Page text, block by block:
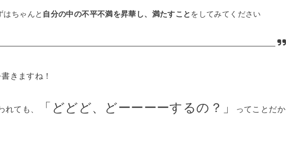
はちゃんと 自分の中の不平不満を昇華し、満たすこと をしてみてください
きますね！
れても、 「どどど、どーーーーするの？」
ってことだか